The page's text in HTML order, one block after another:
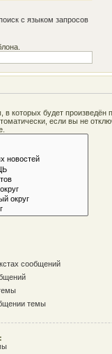
с языком запросов
которых будет произведён
если вы не
сообщений
темы